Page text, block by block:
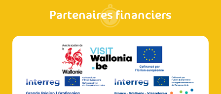
Partenaires financiers